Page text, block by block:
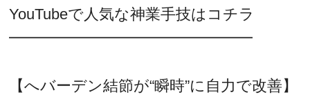
YouTubeで人気な神業手技はコチラ
━━━━━━━━━━━━━━━━
【へバーデン結節が“瞬時”に自力で改善】